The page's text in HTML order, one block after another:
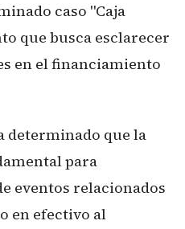
caso "Caja
que busca esclarecer
en el financiamiento
determinado que la
para
eventos relacionados
en efectivo al